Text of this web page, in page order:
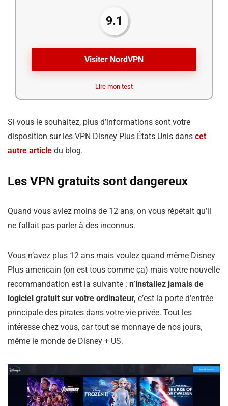
9.1
Visiter NordVPN
Lire mon test
Si vous le souhaitez, plus d’informations sont votre
disposition sur les VPN Disney Plus États Unis dans cet
autre article du blog.
Les VPN gratuits sont dangereux
Quand vous aviez moins de 12 ans, on vous répétait qu’il
ne fallait pas parler à des inconnus.
Vous n’avez plus 12 ans mais voulez quand même Disney
Plus americain (on est tous comme ça) mais votre nouvelle
recommandation est la suivante : n’installez jamais de
logiciel gratuit sur votre ordinateur, c’est la porte d’entrée
principale des pirates dans votre vie privée. Tout les
intéresse chez vous, car tout se monnaye de nos jours,
même le monde de Disney + US.